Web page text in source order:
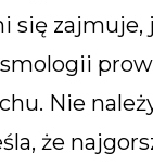
się
Nie
że